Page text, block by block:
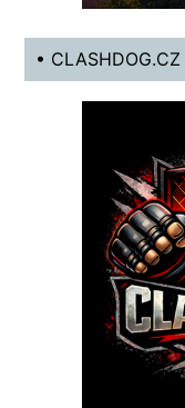
• CLASHDOG.CZ